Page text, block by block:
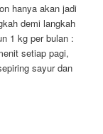
hanya akan jadi
demi langkah
1 kg per bulan :
setiap pagi,
sayur dan